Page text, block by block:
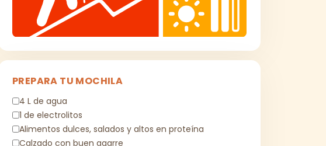
PREPARA TU MOCHILA
4 L de agua
1 de electrolitos
Alimentos dulces, salados y altos en proteína
Calzado con buen agarre